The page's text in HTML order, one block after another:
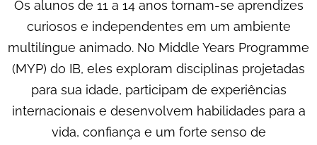
Os alunos de 11 a 14 anos tornam-se aprendizes
curiosos e independentes em um ambiente
multilíngue animado. No Middle Years Programme
(MYP) do IB, eles exploram disciplinas projetadas
para sua idade, participam de experiências
internacionais e desenvolvem habilidades para a
vida, confiança e um forte senso de